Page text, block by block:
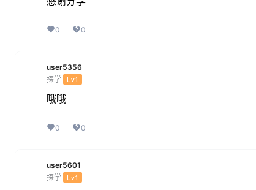
0 0
user5356
探学 Lv1
哦哦
0 0
user5601
探学 Lv1